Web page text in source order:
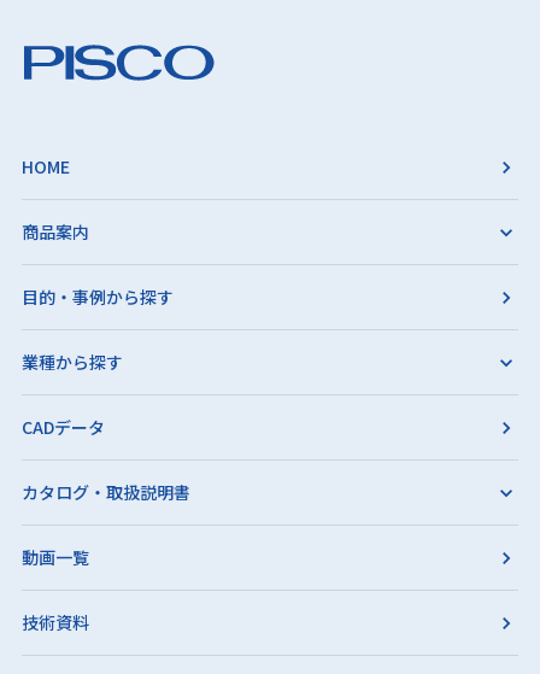
HOME
商品案内
目的・事例から探す
業種から探す
CADデータ
カタログ・取扱説明書
動画一覧
技術資料